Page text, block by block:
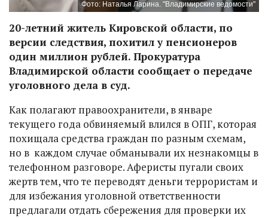
Фото: Наталья Ларина. "Владимирские ведомости"
20-летний житель Кировской области, по
версии следствия, похитил у пенсионеров
один миллион рублей. Прокуратура
Владимирской области сообщает о передаче
уголовного дела в суд.
Как полагают правоохранители, в январе
текущего года обвиняемый влился в ОПГ, которая
похищала средства граждан по разным схемам,
но в каждом случае обманывали их незнакомцы в
телефонном разговоре. Аферисты пугали своих
жертв тем, что те переводят деньги террористам и
для избежания уголовной ответственности
предлагали отдать сбережения для проверки их